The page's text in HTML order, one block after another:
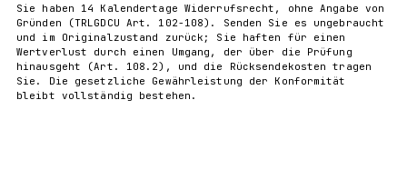
Sie haben 14 Kalendertage Widerrufsrecht, ohne Angabe von
Gründen (TRLGDCU Art. 102-108). Senden Sie es ungebraucht
und im Originalzustand zurück; Sie haften für einen
Wertverlust durch einen Umgang, der über die Prüfung
hinausgeht (Art. 108.2), und die Rücksendekosten tragen
Sie. Die gesetzliche Gewährleistung der Konformität
bleibt vollständig bestehen.